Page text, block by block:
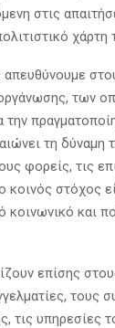
στις
χάρτη
απευθύνουμε
των
την
τη δύναμη
φορείς, τις
κοινός στόχος
και
επίσης
τους
τις υπηρεσίες